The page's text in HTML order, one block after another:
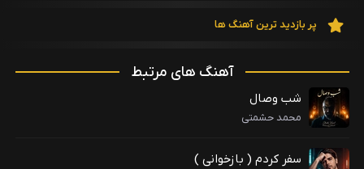
پر بازدید ترین آهنگ ها
آهنگ های مرتبط
شب وصال
محمد حشمتی
سفر کردم ( بازخوانی )